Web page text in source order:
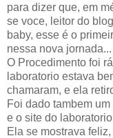
para dizer que, em
se voce, leitor do
baby, esse é o
nessa nova
O Procedimento foi
laboratorio estava
chamaram, e ela
Foi dado tambem
e o site do
Ela se mostrava